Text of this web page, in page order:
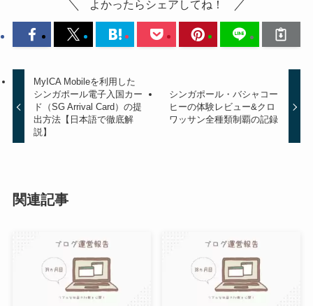
よかったらシェアしてね！
MyICA Mobileを利用した
シンガポール電子入国カー
ド（SG Arrival Card）の提
出方法【日本語で徹底解
説】
シンガポール・バシャコー
ヒーの体験レビュー&クロ
ワッサン全種類制覇の記録
関連記事